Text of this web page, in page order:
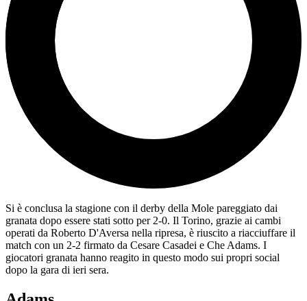
Si è conclusa la stagione con il derby della Mole pareggiato dai
granata dopo essere stati sotto per 2-0. Il Torino, grazie ai cambi
operati da Roberto D'Aversa nella ripresa, è riuscito a riacciuffare il
match con un 2-2 firmato da Cesare Casadei e Che Adams. I
giocatori granata hanno reagito in questo modo sui propri social
dopo la gara di ieri sera.